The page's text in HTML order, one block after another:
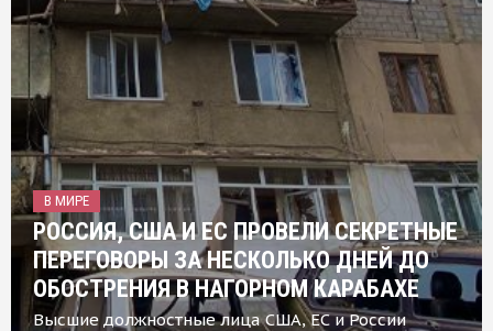
В МИРЕ
РОССИЯ, США И ЕС ПРОВЕЛИ СЕКРЕТНЫЕ
ПЕРЕГОВОРЫ ЗА НЕСКОЛЬКО ДНЕЙ ДО
ОБОСТРЕНИЯ В НАГОРНОМ КАРАБАХЕ
Высшие должностные лица США, ЕС и России